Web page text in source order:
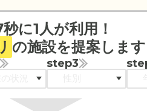
に1人が利用！
の施設を提案します
step3